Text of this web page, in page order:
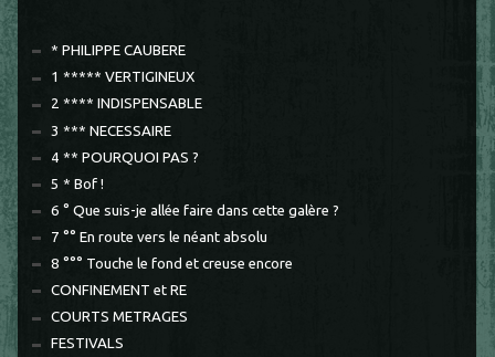
* PHILIPPE CAUBERE
1 ***** VERTIGINEUX
2 **** INDISPENSABLE
3 *** NECESSAIRE
4 ** POURQUOI PAS ?
5 * Bof !
6 ° Que suis-je allée faire dans cette galère ?
7 °° En route vers le néant absolu
8 °°° Touche le fond et creuse encore
CONFINEMENT et RE
COURTS METRAGES
FESTIVALS